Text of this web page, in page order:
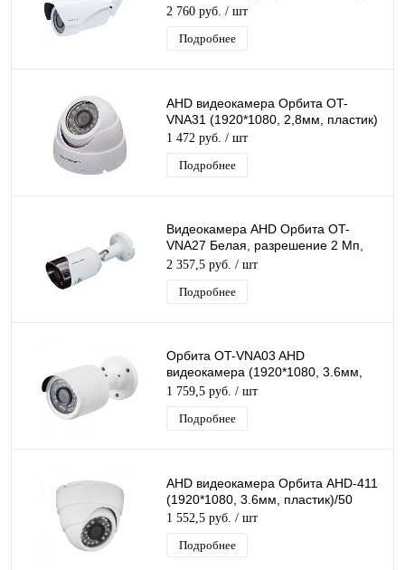
1920*1080, объектив 2,8-12мм, ИК
подсветка
2 760 руб. / шт
Подробнее
AHD видеокамера Орбита OT-
VNA31 (1920*1080, 2,8мм, пластик)
1 472 руб. / шт
Подробнее
Видеокамера AHD Орбита OT-
VNA27 Белая, разрешение 2 Mп,
1920*1080, объектив 3,6мм, ИК
подсветка
2 357,5 руб. / шт
Подробнее
Орбита OT-VNA03 AHD
видеокамера (1920*1080, 3.6мм,
пластик)/20 У
1 759,5 руб. / шт
Подробнее
AHD видеокамера Орбита AHD-411
(1920*1080, 3.6мм, пластик)/50
1 552,5 руб. / шт
Подробнее